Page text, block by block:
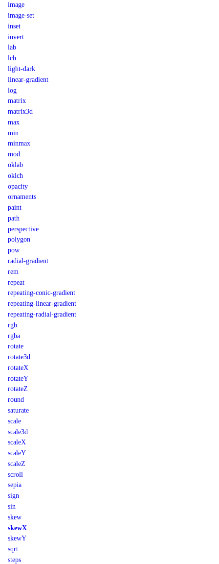
image
image-set
inset
invert
lab
lch
light-dark
linear-gradient
log
matrix
matrix3d
max
min
minmax
mod
oklab
oklch
opacity
ornaments
paint
path
perspective
polygon
pow
radial-gradient
rem
repeat
repeating-conic-gradient
repeating-linear-gradient
repeating-radial-gradient
rgb
rgba
rotate
rotate3d
rotateX
rotateY
rotateZ
round
saturate
scale
scale3d
scaleX
scaleY
scaleZ
scroll
sepia
sign
sin
skew
skewX
skewY
sqrt
steps